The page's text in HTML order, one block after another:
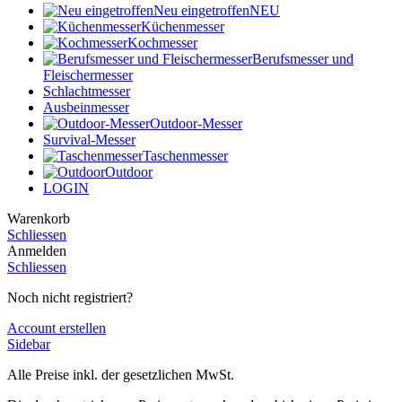
Neu eingetroffenNEU
Küchenmesser
Kochmesser
Berufsmesser und
Fleischermesser
Schlachtmesser
Ausbeinmesser
Outdoor-Messer
Survival-Messer
Taschenmesser
Outdoor
LOGIN
Warenkorb
Schliessen
Anmelden
Schliessen
Noch nicht registriert?
Account erstellen
Sidebar
Alle Preise inkl. der gesetzlichen MwSt.